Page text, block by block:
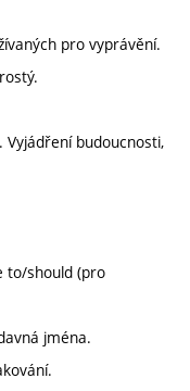
pro vyprávění.
budoucnosti,
to/should (pro
jména.